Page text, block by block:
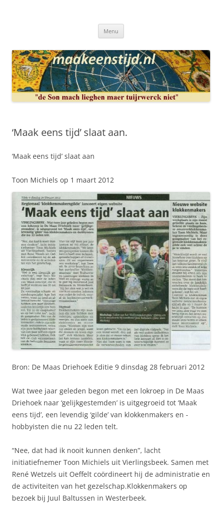
uurwerkmaker, te bewerkstellen.
Menu
‘Maak eens tijd’ slaat aan.
‘Maak eens tijd’ slaat aan
Toon Michiels op 1 maart 2012
Bron: De Maas Driehoek Editie 9 dinsdag 28 februari 2012
Wat twee jaar geleden begon met een lokroep in De Maas
Driehoek naar ‘gelijkgestemden’ is uitgegroeid tot ‘Maak
eens tijd’, een levendig ‘gilde’ van klokkenmakers en -
hobbyisten die nu 22 leden telt.
“Nee, dat had ik nooit kunnen denken”, lacht
initiatiefnemer Toon Michiels uit Vierlingsbeek. Samen met
René Wetzels uit Oeffelt coördineert hij de administratie en
de activiteiten van het gezelschap.Klokkenmakers op
bezoek bij Juul Baltussen in Westerbeek.